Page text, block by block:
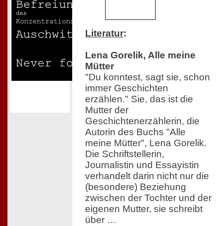
Literatur:
Lena Gorelik, Alle meine
Mütter
"Du konntest, sagt sie, schon
immer Geschichten
erzählen." Sie, das ist die
Mutter der
Geschichtenerzählerin, die
Autorin des Buchs "Alle
meine Mütter", Lena Gorelik.
Die Schriftstellerin,
Journalistin und Essayistin
verhandelt darin nicht nur die
(besondere) Beziehung
zwischen der Tochter und der
eigenen Mutter, sie schreibt
über …